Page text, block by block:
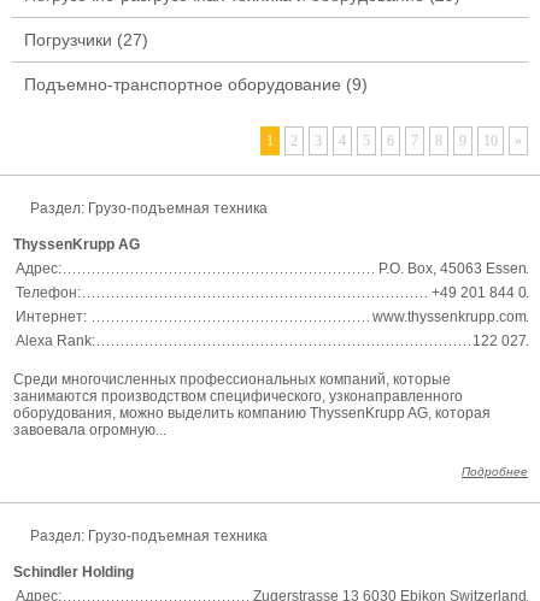
Погрузчики (27)
Подъемно-транспортное оборудование (9)
1 2 3 4 5 6 7 8 9 10 »
Раздел: Грузо-подъемная техника
ThyssenKrupp AG
Адрес:
P.O. Box, 45063 Essen
Телефон:
+49 201 844 0
Интернет:
www.thyssenkrupp.com
Alexa Rank:
122 027
Среди многочисленных профессиональных компаний, которые
занимаются производством специфического, узконаправленного
оборудования, можно выделить компанию ThyssenKrupp AG, которая
завоевала огромную...
Подробнее
Раздел: Грузо-подъемная техника
Schindler Holding
Адрес:
Zugerstrasse 13 6030 Ebikon Switzerland